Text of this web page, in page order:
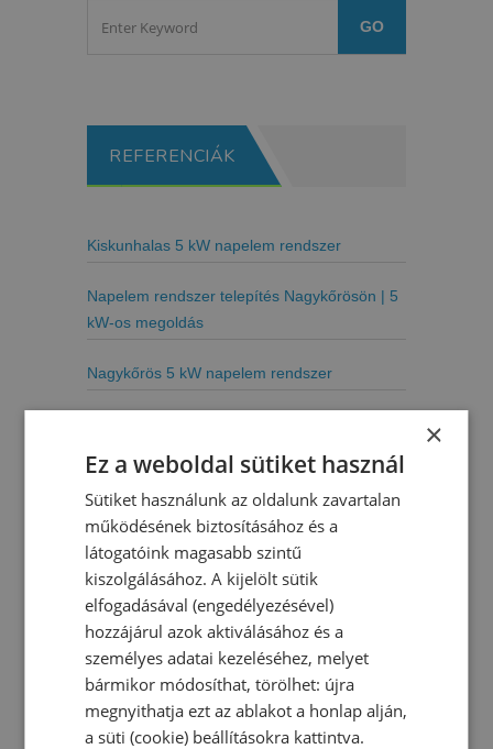
REFERENCIÁK
Kiskunhalas 5 kW napelem rendszer
Napelem rendszer telepítés Nagykőrösön | 5
kW-os megoldás
Nagykőrös 5 kW napelem rendszer
Lakitelek 4 kW napelem rendszer
Szabadszállás 2 kW napelem rendszer
Velence 2 kW napelem rendszer
Kecskemét 5 kW napelem rendszer
Hajdúböszörmény 5 kW napelem rendszer
Tiszakécske 5 kW napelem rendszer
×
Ez a weboldal sütiket használ
Sütiket használunk az oldalunk zavartalan
működésének biztosításához és a
látogatóink magasabb szintű
kiszolgálásához. A kijelölt sütik
elfogadásával (engedélyezésével)
hozzájárul azok aktiválásához és a
személyes adatai kezeléséhez, melyet
bármikor módosíthat, törölhet: újra
megnyithatja ezt az ablakot a honlap alján,
a süti (cookie) beállításokra kattintva.